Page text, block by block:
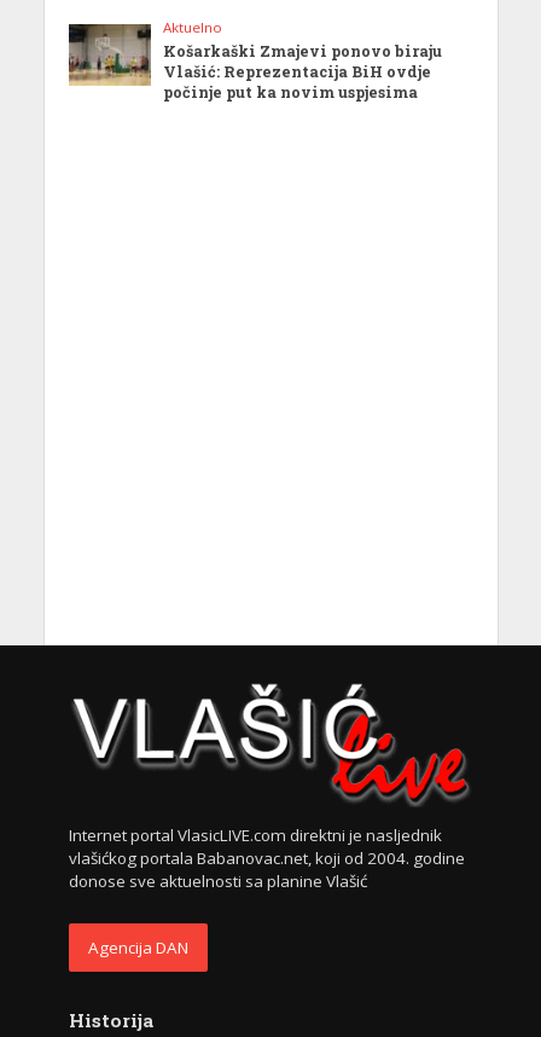
Aktuelno
Košarkaški Zmajevi ponovo biraju
Vlašić: Reprezentacija BiH ovdje
počinje put ka novim uspjesima
Internet portal VlasicLIVE.com direktni je nasljednik
vlašićkog portala Babanovac.net, koji od 2004. godine
donose sve aktuelnosti sa planine Vlašić
Agencija DAN
Historija